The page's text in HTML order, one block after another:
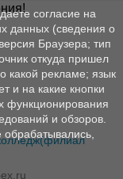
согласие на
данных (сведения о
Браузера; тип
откуда пришел
какой рекламе; язык
и на какие кнопки
функционирования
и обзоров.